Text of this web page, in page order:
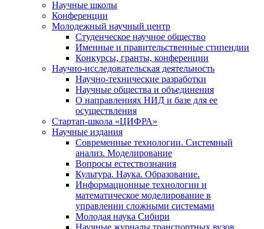
Научные школы
Конференции
Молодежный научный центр
Студенческое научное общество
Именные и правительственные стипендии
Конкурсы, гранты, конференции
Научно-исследовательская деятельность
Научно-технические разработки
Научные общества и объединения
О направлениях НИД и базе для ее
осуществления
Стартап-школа «ЦИФРА»
Научные издания
Современные технологии. Системный
анализ. Моделирование
Вопросы естествознания
Культура. Наука. Образование.
Информационные технологии и
математическое моделирование в
управлении сложными системами
Молодая наука Сибири
Научные журналы транспортных вузов